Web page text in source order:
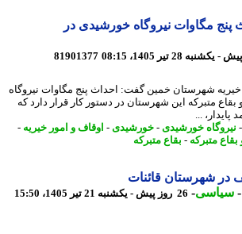
مگاوات نیروگاه خورشیدی در
81901377
شهرستان خمین گفت: احداث پنج مگاوات نیروگاه
متبرکه این شهرستان در دستور کار قرار دارد که
...
خورشیدی-خورشیدی-اوقاف و امور خیریه-
متبرکه- بقاع متبرکه
شهرستان قائنات
-26 روز پیش - یکشنبه 21 تیر 1405، 15:50